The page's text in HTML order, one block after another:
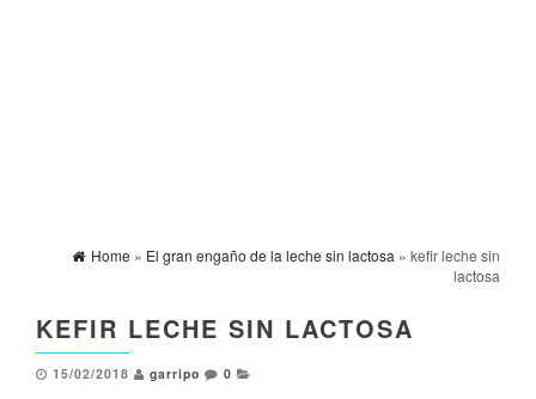
Home » El gran engaño de la leche sin lactosa » kefir leche sin
lactosa
KEFIR LECHE SIN LACTOSA
15/02/2018 garripo 0